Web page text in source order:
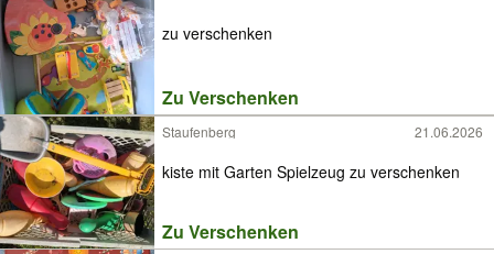
zu verschenken
Zu Verschenken
Staufenberg 21.06.2026
kiste mit Garten Spielzeug zu verschenken
Zu Verschenken